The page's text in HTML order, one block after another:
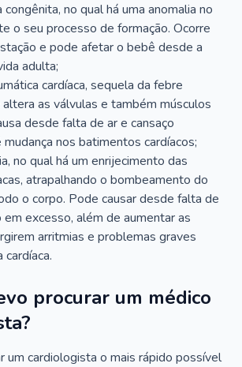
congênita, no qual há uma anomalia no
o seu processo de formação. Ocorre
e pode afetar o bebê desde a
adulta;
cardíaca, sequela da febre
as válvulas e também músculos
desde falta de ar e cansaço
nos batimentos cardíacos;
no qual há um enrijecimento das
atrapalhando o bombeamento do
o corpo. Pode causar desde falta de
em excesso, além de aumentar as
arritmias e problemas graves
cardíaca.
procurar um médico
um cardiologista o mais rápido possível